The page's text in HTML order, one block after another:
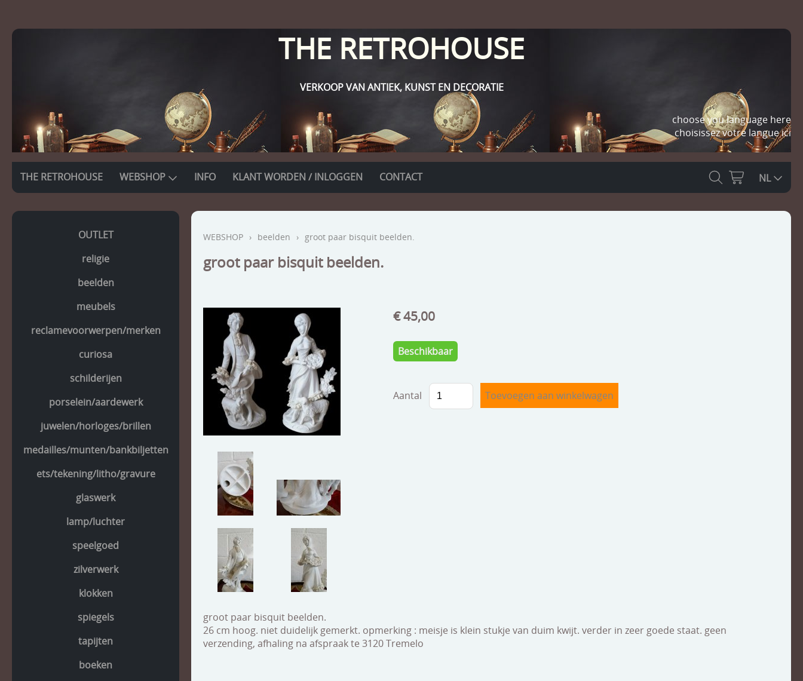
THE RETROHOUSE
VERKOOP VAN ANTIEK, KUNST EN DECORATIE
choose you language here
choisissez votre langue ici
THE RETROHOUSE WEBSHOP INFO KLANT WORDEN / INLOGGEN CONTACT NL
OUTLET
religie
beelden
meubels
reclamevoorwerpen/merken
curiosa
schilderijen
porselein/aardewerk
juwelen/horloges/brillen
medailles/munten/bankbiljetten
ets/tekening/litho/gravure
glaswerk
lamp/luchter
speelgoed
zilverwerk
klokken
spiegels
tapijten
boeken
WEBSHOP › beelden › groot paar bisquit beelden.
groot paar bisquit beelden.
€ 45,00
Beschikbaar
Aantal
groot paar bisquit beelden.
26 cm hoog. niet duidelijk gemerkt. opmerking : meisje is klein stukje van duim kwijt. verder in zeer goede staat. geen
verzending, afhaling na afspraak te 3120 Tremelo